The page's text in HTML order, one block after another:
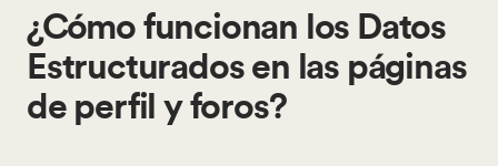
¿Cómo funcionan los Datos
Estructurados en las páginas
de perfil y foros?